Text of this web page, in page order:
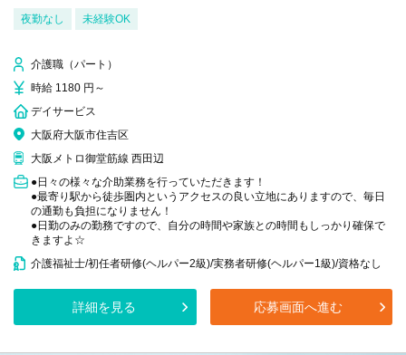
夜勤なし 未経験OK
介護職（パート）
時給 1180 円～
デイサービス
大阪府大阪市住吉区
大阪メトロ御堂筋線 西田辺
●日々の様々な介助業務を行っていただきます！
●最寄り駅から徒歩圏内というアクセスの良い立地にありますので、毎日
の通勤も負担になりません！
●日勤のみの勤務ですので、自分の時間や家族との時間もしっかり確保で
きますよ☆
介護福祉士/初任者研修(ヘルパー2級)/実務者研修(ヘルパー1級)/資格なし
詳細を見る 応募画面へ進む